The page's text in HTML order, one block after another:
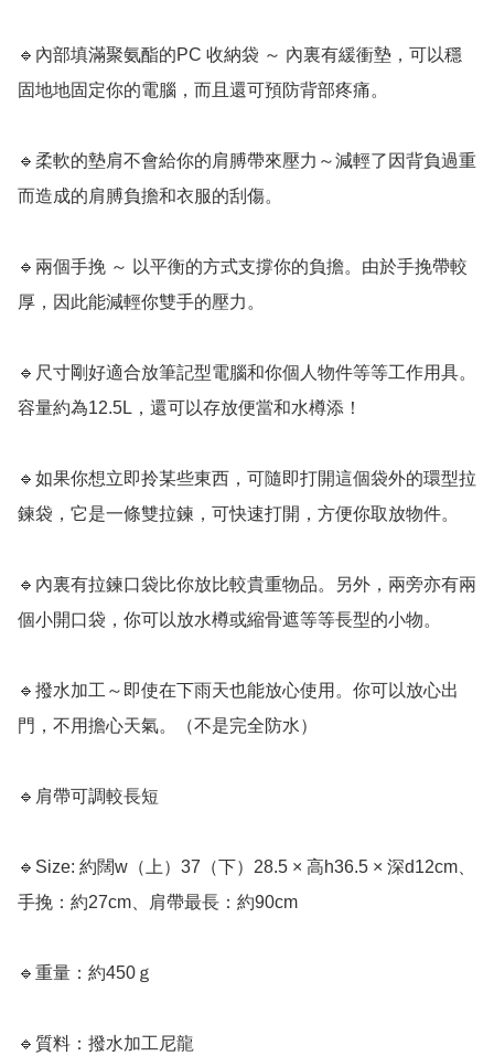
🔹內部填滿聚氨酯的PC 收納袋 ～ 內裏有緩衝墊，可以穩
固地地固定你的電腦，而且還可預防背部疼痛。
🔹柔軟的墊肩不會給你的肩膊帶來壓力～減輕了因背負過重
而造成的肩膊負擔和衣服的刮傷。
🔹兩個手挽 ～ 以平衡的方式支撐你的負擔。由於手挽帶較
厚，因此能減輕你雙手的壓力。
🔹尺寸剛好適合放筆記型電腦和你個人物件等等工作用具。
容量約為12.5L，還可以存放便當和水樽添！
🔹如果你想立即拎某些東西，可隨即打開這個袋外的環型拉
鍊袋，它是一條雙拉鍊，可快速打開，方便你取放物件。
🔹內裏有拉鍊口袋比你放比較貴重物品。另外，兩旁亦有兩
個小開口袋，你可以放水樽或縮骨遮等等長型的小物。
🔹撥水加工～即使在下雨天也能放心使用。你可以放心出
門，不用擔心天氣。（不是完全防水）
🔹肩帶可調較長短
🔹Size: 約闊w（上）37（下）28.5 × 高h36.5 × 深d12cm、
手挽：約27cm、肩帶最長：約90cm
🔹重量：約450ｇ
🔹質料：撥水加工尼龍